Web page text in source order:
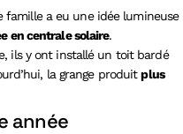
famille a eu une idée lumineuse
en centrale solaire.
ils y ont installé un toit bardé
la grange produitplus
année